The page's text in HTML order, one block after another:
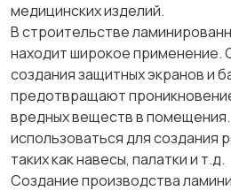
медицинских изделий.
В строительстве
находит широкое применение.
создания защитных экранов и
предотвращают
вредных веществ в
использоваться для создания
таких как навесы, палатки и т.д.
Создание производства